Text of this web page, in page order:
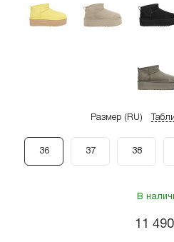
Размер (RU)
36 37 38
В
11 490